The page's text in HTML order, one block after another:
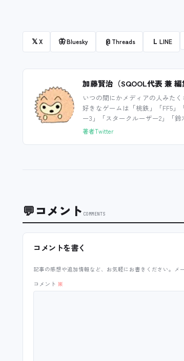
𝕏X 🦋Bluesky @ Threads L LINE
加藤賢治（SQOOL代表 兼 編
いつの間にかメディアの人みた
好きなゲームは「桃鉄」「FF5」
ー3」「スタークルーザー2」「
著者Twitter
💬コメント COMMENTS
コメントを書く
記事の感想や追加情報など、お気軽にお書きください。メ
コメント ※